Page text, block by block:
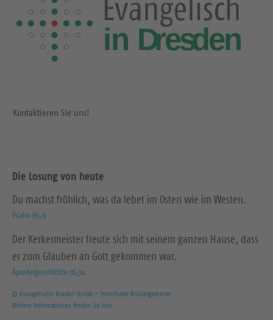
Kontaktieren Sie uns!
Die Losung von heute
Du machst fröhlich, was da lebet im Osten wie im Westen.
Psalm 65,9
Der Kerkermeister freute sich mit seinem ganzen Hause, dass
er zum Glauben an Gott gekommen war.
Apostelgeschichte 16,34
© Evangelische Brüder-Unität – Herrnhuter Brüdergemeine
Weitere Informationen finden Sie hier